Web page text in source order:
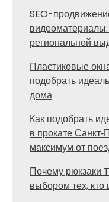
SEO-
региональной
Пластиковые
подобрать
дома
Как подобрать
в прокате
максимум от
Почему рюкзаки
выбором тех, кто